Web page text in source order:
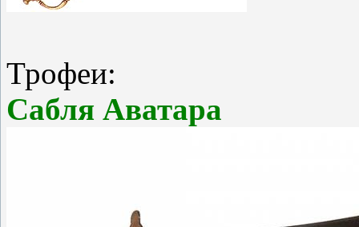
Трофеи:
Сабля Аватара